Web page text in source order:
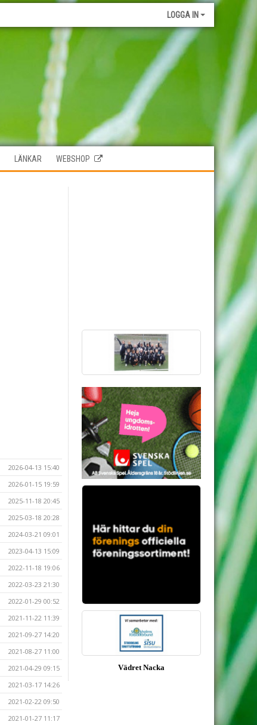
LOGGA IN
LÄNKAR WEBSHOP
2026-04-13 15:40
2026-01-15 19:59
2025-11-18 20:45
2025-03-18 20:28
2024-03-21 09:01
2023-04-13 15:09
2022-11-18 19:06
2022-03-23 21:30
2022-01-29 00:52
2021-11-22 11:39
2021-09-27 14:20
2021-08-27 11:00
2021-04-29 09:15
2021-03-17 14:26
2021-02-22 09:50
2021-01-27 11:17
Vädret Nacka